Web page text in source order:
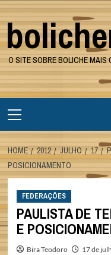
Skip
to
content
O SITE SOBRE BOLICHE MAIS
Menu
HOME 2012 JULHO 17
POSICIONAMENTO
FEDERAÇÕES
PAULISTA DE
E
Bira Teodoro 17 de